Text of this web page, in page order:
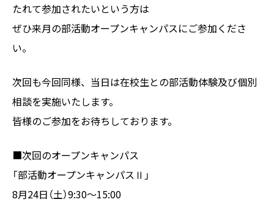
たれて参加されたいという方は
ぜひ来月の部活動オープンキャンパスにご参加くださ
い。
次回も今回同様、当日は在校生との部活動体験及び個別
相談を実施いたします。
皆様のご参加をお待ちしております。
■次回のオープンキャンパス
「部活動オープンキャンパスⅡ」
8月24日（土）9:30～15:00